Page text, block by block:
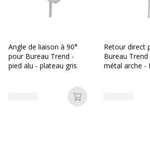
Angle de liaison à 90°
pour Bureau Trend -
pied alu - plateau gris
Ajouter au panier
Retour direct
Bureau Trend
métal arche -